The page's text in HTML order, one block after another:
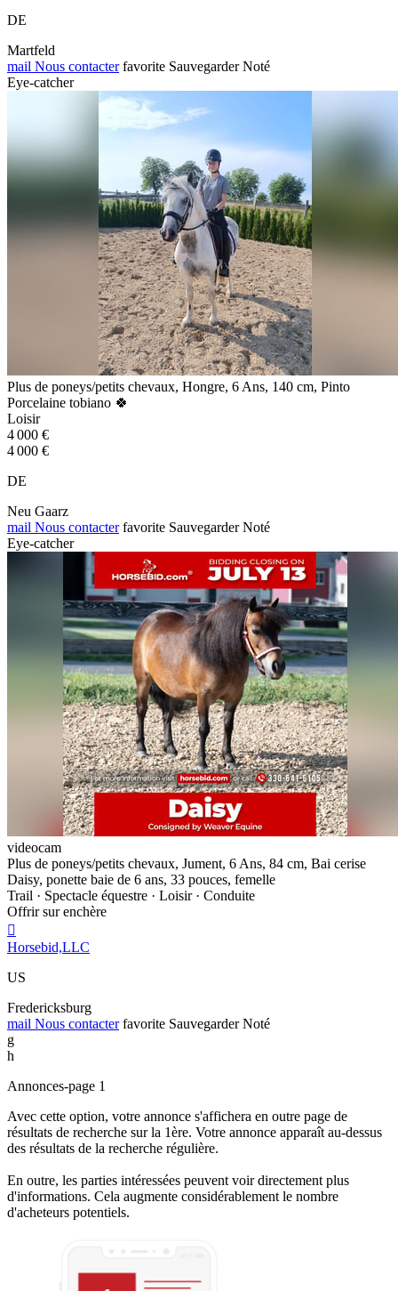
DE
Martfeld
mail Nous contacter favorite Sauvegarder Noté
Eye-catcher
Plus de poneys/petits chevaux, Hongre, 6 Ans, 140 cm, Pinto
Porcelaine tobiano 🍀
Loisir
4 000 €
4 000 €
DE
Neu Gaarz
mail Nous contacter favorite Sauvegarder Noté
Eye-catcher
videocam
Plus de poneys/petits chevaux, Jument, 6 Ans, 84 cm, Bai cerise
Daisy, ponette baie de 6 ans, 33 pouces, femelle
Trail · Spectacle équestre · Loisir · Conduite
Offrir sur enchère

Horsebid,LLC
US
Fredericksburg
mail Nous contacter favorite Sauvegarder Noté
g
h
Annonces-page 1
Avec cette option, votre annonce s'affichera en outre page de
résultats de recherche sur la 1ère. Votre annonce apparaît au-dessus
des résultats de la recherche régulière.
En outre, les parties intéressées peuvent voir directement plus
d'informations. Cela augmente considérablement le nombre
d'acheteurs potentiels.